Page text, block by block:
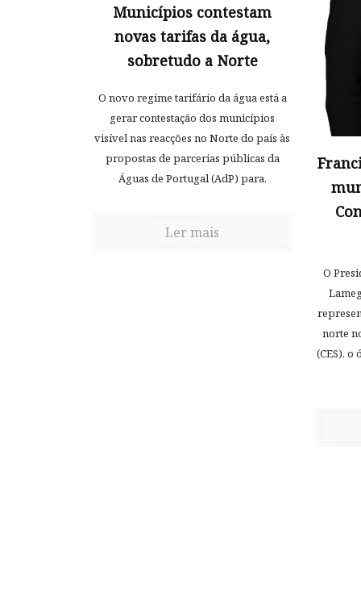
Municípios contestam
novas tarifas da água,
sobretudo a Norte
O novo regime tarifário da água está a
gerar contestação dos municípios
visível nas reacções no Norte do país às
propostas de parcerias públicas da
Águas de Portugal (AdP) para.
Ler mais
O
norte
(CES),